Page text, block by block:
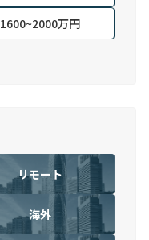
1600~2000万円
リモート
海外